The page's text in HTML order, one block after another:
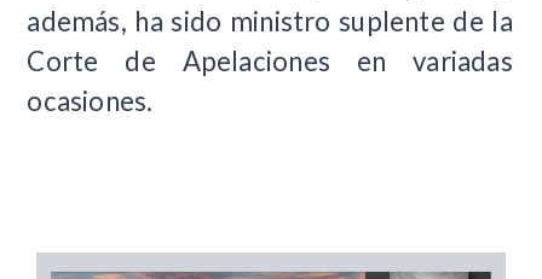
además, ha sido ministro suplente de la
Corte de Apelaciones en variadas
ocasiones.